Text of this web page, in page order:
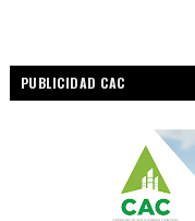
PUBLICIDAD CAC